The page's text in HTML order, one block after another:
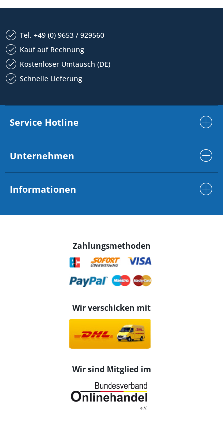
Tel. +49 (0) 9653 / 929560
Kauf auf Rechnung
Kostenloser Umtausch (DE)
Schnelle Lieferung
Service Hotline
Unternehmen
Informationen
Zahlungsmethoden
Wir verschicken mit
Wir sind Mitglied im